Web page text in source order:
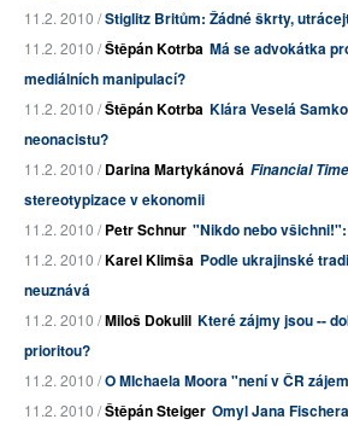
11.2. 2010 /Stiglitz Britům: Žádné škrty,
11.2. 2010 /Štěpán Kotrba Má se advokátka
mediálních manipulací?
11.2. 2010 /Štěpán Kotrba Klára Veselá
neonacistu?
11.2. 2010 /Darina Martykánová Financial
stereotypizace v ekonomii
11.2. 2010 /Petr Schnur "Nikdo nebo
11.2. 2010 /Karel Klimša Podle ukrajinské
neuznává
11.2. 2010 /Miloš Dokulil Které zájmy jsou --
prioritou?
11.2. 2010 /O MIchaela Moora "není v ČR
11.2. 2010 /Štěpán Steiger Omyl Jana Fischera